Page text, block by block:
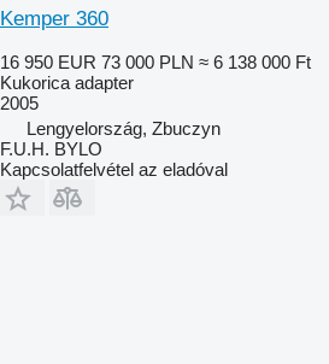
Kemper 360
16 950 EUR 73 000 PLN ≈ 6 138 000 Ft
Kukorica adapter
2005
Lengyelország, Zbuczyn
F.U.H. BYLO
Kapcsolatfelvétel az eladóval